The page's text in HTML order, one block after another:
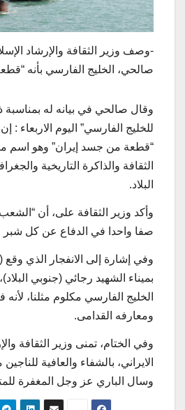
-وصف وزير الثقافة والإرشاد
صالحي، الخليج الفارسي بأنه
وقال صالحي في بيانه له بمناسبة
للخليج الفارسي” اليوم الاربعاء :
“قطعة من جسد إيران” وهو اسم
الثقافة والذاكرة التاريخية
البلاد.
وأكد وزير الثقافة على، أن
صفا واحدا في الدفاع عن كل شبر
وفي إشارة إلى الانفجار الذي
بميناء الشهيد رجائي (جنوبي
الخليج الفارسي مكلوم مثلنا، لأنه
ومعارفه القدامى.
وفي الختام، تمنى وزير الثقافة
الايراني، بالشفاء والعافية
وسال الباري عز وجل المغفرة